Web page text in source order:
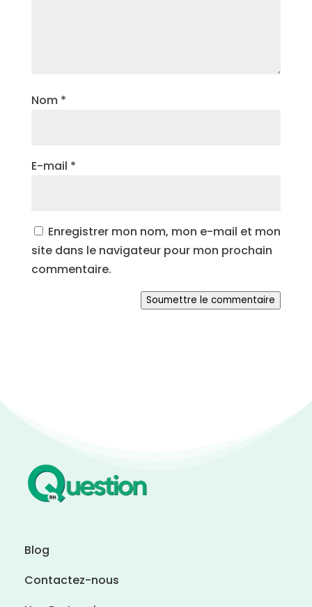
Nom *
E-mail *
Enregistrer mon nom, mon e-mail et mon
site dans le navigateur pour mon prochain
commentaire.
Soumettre le commentaire
Blog
Contactez-nous